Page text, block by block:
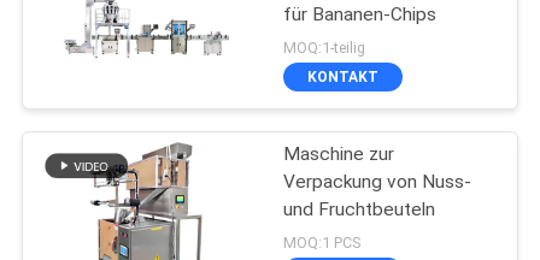
für Bananen-Chips
MOQ:1-teilig
KONTAKT
Maschine zur
Verpackung von Nuss-
und Fruchtbeuteln
MOQ:1 PCS